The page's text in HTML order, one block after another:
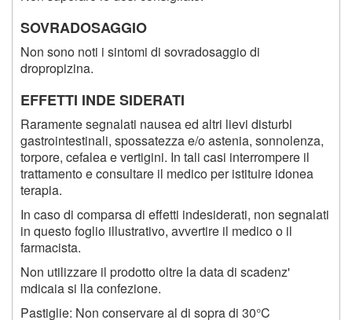
SOVRADOSAGGIO
Non sono noti i sintomi di sovradosaggio di
dropropizina.
EFFETTI INDE SIDERATI
Raramente segnalati nausea ed altri lievi disturbi
gastrointestinali, spossatezza e/o astenia, sonnolenza,
torpore, cefalea e vertigini. In tali casi interrompere il
trattamento e consultare il medico per istituire idonea
terapia.
In caso di comparsa di effetti indesiderati, non segnalati
in questo foglio illustrativo, avvertire il medico o il
farmacista.
Non utilizzare il prodotto oltre la data di scadenz'
mdicaia si lla confezione.
Pastiglie: Non conservare al di sopra di 30°C